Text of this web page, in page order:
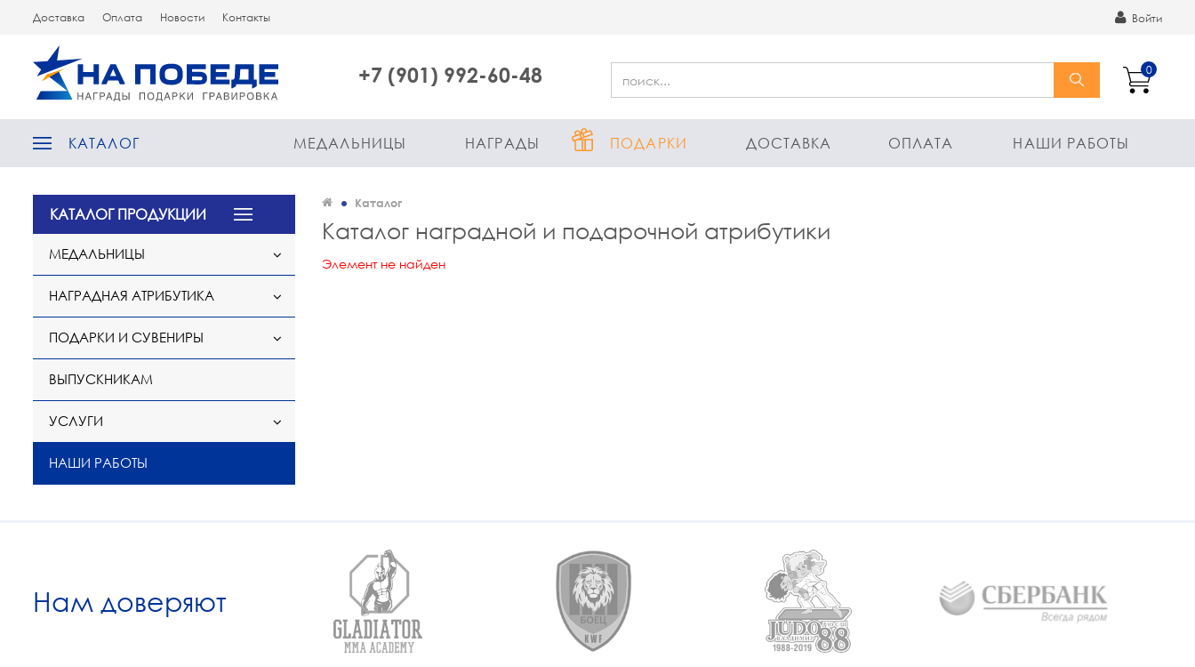
Доставка Оплата Новости Контакты Войти
+7 (901) 992-60-48 0
КАТАЛОГ МЕДАЛЬНИЦЫ НАГРАДЫ ПОДАРКИ ДОСТАВКА ОПЛАТА НАШИ РАБОТЫ
КАТАЛОГ ПРОДУКЦИИ
МЕДАЛЬНИЦЫ
НАГРАДНАЯ АТРИБУТИКА
ПОДАРКИ И СУВЕНИРЫ
ВЫПУСКНИКАМ
УСЛУГИ
НАШИ РАБОТЫ
Каталог
Каталог наградной и подарочной атрибутики
Элемент не найден
Нам доверяют